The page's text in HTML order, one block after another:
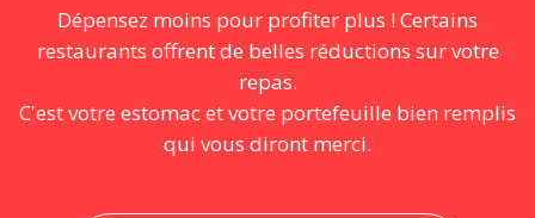
Dépensez moins pour profiter plus ! Certains
restaurants offrent de belles réductions sur votre
repas.
C'est votre estomac et votre portefeuille bien remplis
qui vous diront merci.